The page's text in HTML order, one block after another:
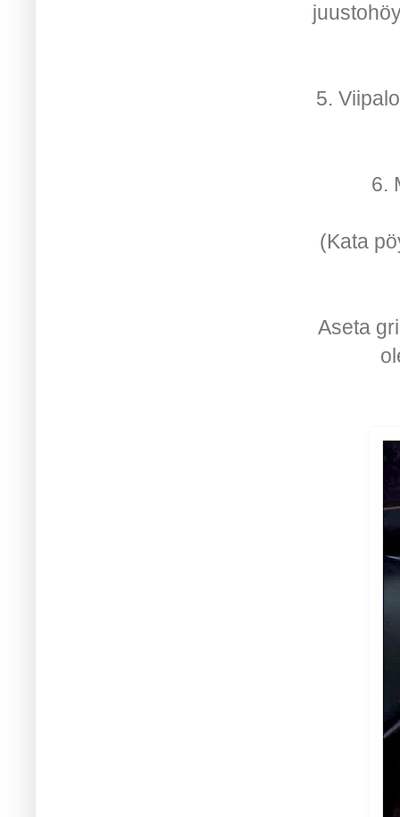
5.
6.
(Kata
Aseta